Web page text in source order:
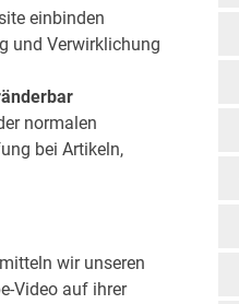
einbinden
und Verwirklichung
normalen
bei Artikeln,
wir unseren
Video auf ihrer